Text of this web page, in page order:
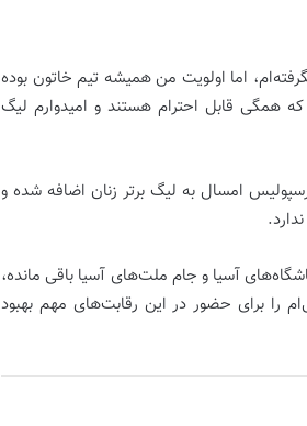
اما اولویت من همیشه تیم خاتون بوده
قابل احترام هستند و امیدوارم لیگ
امسال به لیگ برتر زنان اضافه شده و
آسیا و جام ملت‌های آسیا باقی مانده،
را برای حضور در این رقابت‌های مهم بهبود